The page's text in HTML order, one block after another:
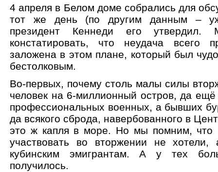
4 апреля в Белом доме собрались для
тот же день (по другим данным –
президент Кеннеди его утвердил.
констатировать, что неудача всего
заложена в этом плане, который был
бестолковым.
Во-первых, почему столь малы силы
человек на 6-миллионный остров, да
профессиональных военных, а бывших
да всякого сброда, навербованного в
это ж капля в море. Но мы помним, что
участвовать во вторжении не
кубинским эмигрантам. А у тех
получилось.